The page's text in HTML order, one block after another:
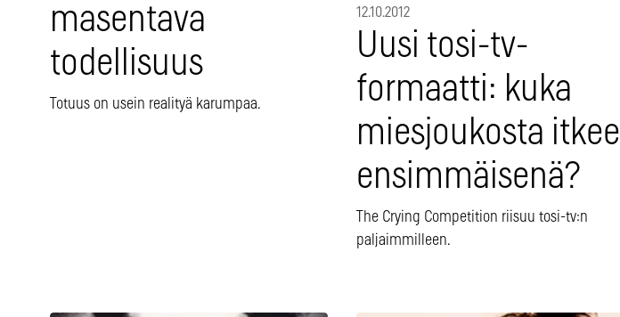
masentava
todellisuus
Totuus on usein realityä karumpaa.
12.10.2012
Uusi tosi-tv-
formaatti: kuka
miesjoukosta itkee
ensimmäisenä?
The Crying Competition riisuu tosi-tv:n
paljaimmilleen.